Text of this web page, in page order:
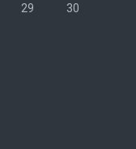
29
30